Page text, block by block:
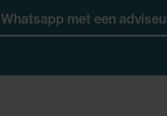
Whatsapp met een